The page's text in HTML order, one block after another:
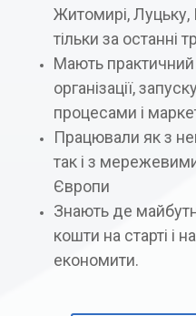
Житомирі, Луцьку,
тільки за останні
Мають практичний
організації,
процесами і
Працювали як з
так і з мережевими
Європи
Знають де
кошти на старті і
економити.